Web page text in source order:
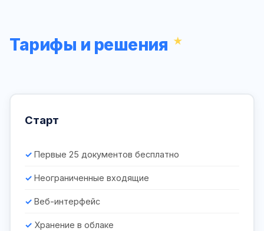
Тарифы и решения
Старт
Первые 25 документов бесплатно
Неограниченные входящие
Веб-интерфейс
Хранение в облаке